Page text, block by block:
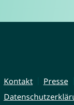
Kontakt Presse